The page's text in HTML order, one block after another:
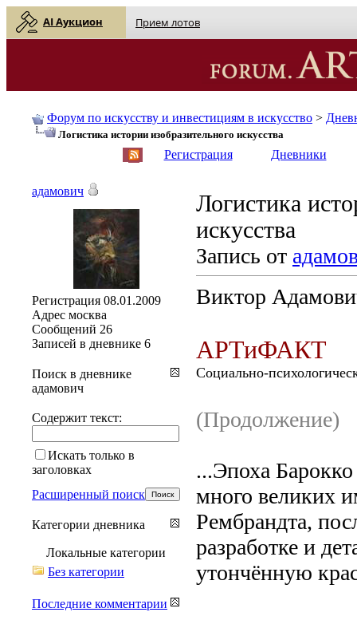
AI Аукцион Прием лотов
Форум по искусству и инвестициям в искусство >
Логистика истории изобразительного искусства
Регистрация Дневники
Логистика
искусства
Запись от
Виктор
АРТиФАКТ
Социально-
(Продолжение)
...Эпоха
много великих
Рембрандта,
разработке и
утончённую
адамович
Регистрация 08.01.2009
Адрес москва
Сообщений 26
Записей в дневнике 6
Поиск в дневнике
адамович
Содержит текст:
Искать только в
заголовках
Расширенный поиск
Категории дневника
Локальные категории
Без категории
Последние комментарии